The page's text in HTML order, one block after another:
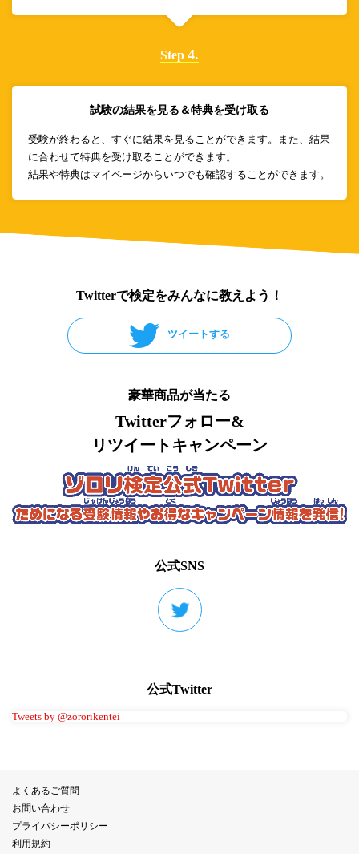
Step 4.
試験の結果を見る＆特典を受け取る
受験が終わると、すぐに結果を見ることができます。また、結果
に合わせて特典を受け取ることができます。
結果や特典はマイページからいつでも確認することができます。
Twitterで検定をみんなに教えよう！
ツイートする
豪華商品が当たる
Twitterフォロー&
リツイートキャンペーン
公式SNS
公式Twitter
Tweets by @zororikentei
よくあるご質問
お問い合わせ
プライバシーポリシー
利用規約